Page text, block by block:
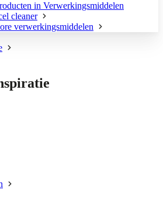
in Verwerkingsmiddelen
cleaner
verwerkingsmiddelen